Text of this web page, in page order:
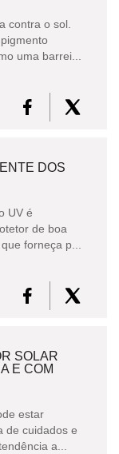
contra o sol.
uma barrei...
DOS
UV é
de boa
forneça p...
SOLAR
E COM
estar
de cuidados e
a...